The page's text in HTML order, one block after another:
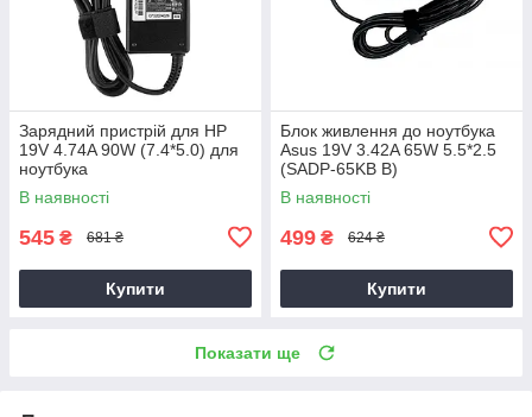
Зарядний пристрій для HP
19V 4.74A 90W (7.4*5.0) для
ноутбука
В наявності
545 ₴ 681 ₴
Купити
Блок живлення до ноутбука
Asus 19V 3.42A 65W 5.5*2.5
(SADP-65KB B)
В наявності
499 ₴ 624 ₴
Купити
Показати ще